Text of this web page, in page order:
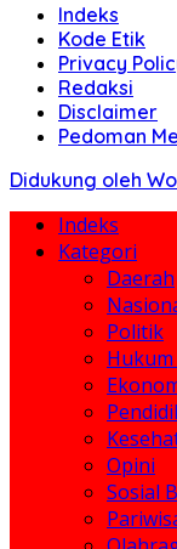
Indeks
Kode Etik
Privacy
Redaksi
Disclaimer
Pedoman
Didukung oleh
Indeks
Kategori
Daerah
Politik
Opini
Sosial